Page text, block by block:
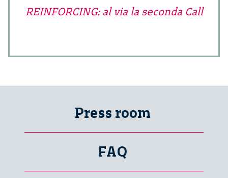
REINFORCING: al via la seconda Call
Press room
FAQ